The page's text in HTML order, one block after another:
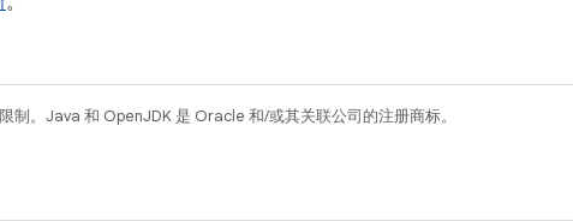
制。Java 和 OpenJDK 是 Oracle 和/或其关联公司的注册商标。